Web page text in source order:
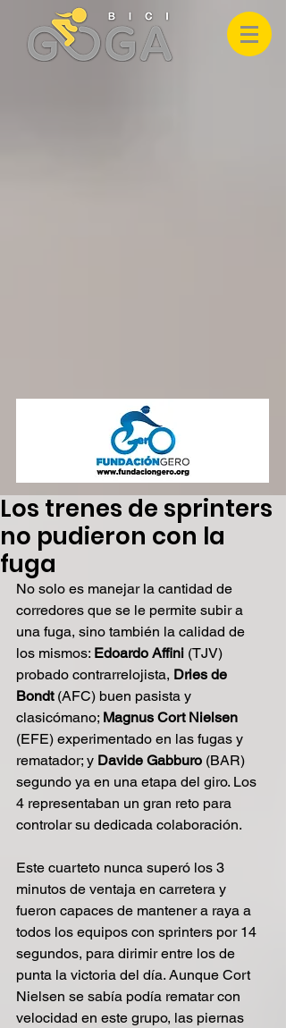
Los trenes de sprinters
no pudieron con la
fuga
No solo es manejar la cantidad de
corredores que se le permite subir a
una fuga, sino también la calidad de
los mismos: Edoardo Affini (TJV)
probado contrarrelojista, Dries de
Bondt (AFC) buen pasista y
clasicómano; Magnus Cort Nielsen
(EFE) experimentado en las fugas y
rematador; y Davide Gabburo (BAR)
segundo ya en una etapa del giro. Los
4 representaban un gran reto para
controlar su dedicada colaboración.
Este cuarteto nunca superó los 3
minutos de ventaja en carretera y
fueron capaces de mantener a raya a
todos los equipos con sprinters por 14
segundos, para dirimir entre los de
punta la victoria del día. Aunque Cort
Nielsen se sabía podía rematar con
velocidad en este grupo, las piernas